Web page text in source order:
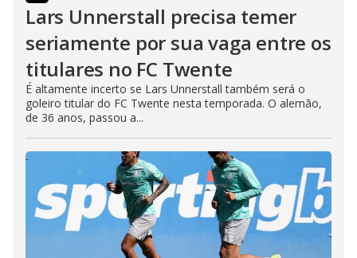
Lars Unnerstall precisa temer
seriamente por sua vaga entre os
titulares no FC Twente
É altamente incerto se Lars Unnerstall também será o
goleiro titular do FC Twente nesta temporada. O alemão,
de 36 anos, passou a...